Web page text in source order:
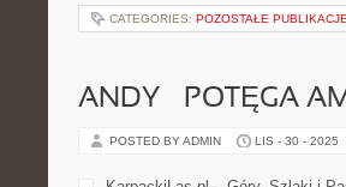
CATEGORIES: POZOSTAŁE PUBLIKACJE
ANDY – POTĘGA
POSTED BY ADMIN LIS - 30 - 2025